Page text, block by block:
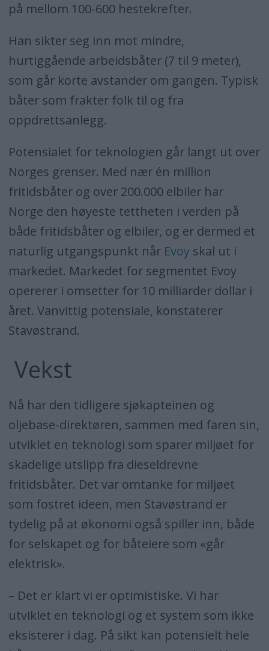
på mellom 100-600 hestekrefter.
Han sikter seg inn mot mindre,
hurtiggående arbeidsbåter (7 til 9 meter),
som går korte avstander om gangen. Typisk
båter som frakter folk til og fra
oppdrettsanlegg.
Potensialet for teknologien går langt ut over
Norges grenser. Med nær én million
fritidsbåter og over 200.000 elbiler har
Norge den høyeste tettheten i verden på
både fritidsbåter og elbiler, og er dermed et
naturlig utgangspunkt når Evoyskal ut i
markedet. Markedet for segmentet Evoy
opererer i omsetter for 10 milliarder dollar i
året. Vanvittig potensiale, konstaterer
Stavøstrand.
Vekst
Nå har den tidligere sjøkapteinen og
oljebase-direktøren, sammen med faren sin,
utviklet en teknologi som sparer miljøet for
skadelige utslipp fra dieseldrevne
fritidsbåter. Det var omtanke for miljøet
som fostret ideen, men Stavøstrand er
tydelig på at økonomi også spiller inn, både
for selskapet og for båteiere som «går
elektrisk».
– Det er klart vi er optimistiske. Vi har
utviklet en teknologi og et system som ikke
eksisterer i dag. På sikt kan potensielt hele